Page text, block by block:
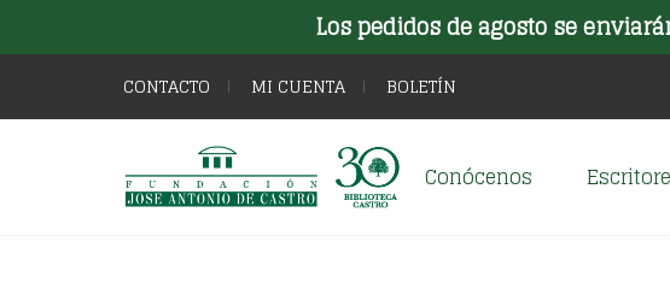
Los pedidos de agosto se
CONTACTO MI CUENTA BOLETÍN
Conócenos